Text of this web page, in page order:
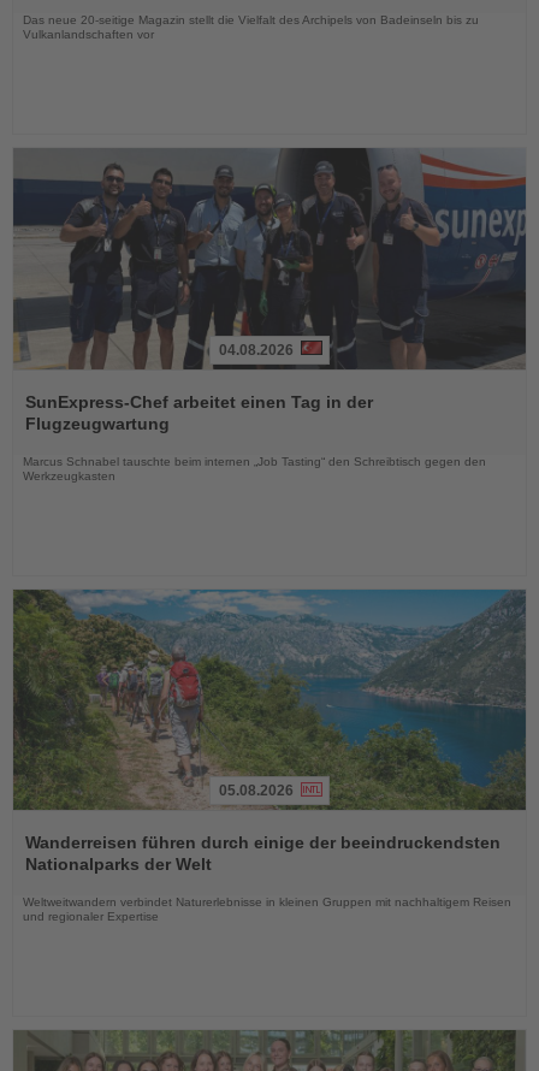
Das neue 20-seitige Magazin stellt die Vielfalt des Archipels von Badeinseln bis zu
Vulkanlandschaften vor
Sie
die
Nachrichten
04.08.2026
SunExpress-Chef arbeitet einen Tag in der
Flugzeugwartung
Marcus Schnabel tauschte beim internen „Job Tasting“ den Schreibtisch gegen den
Werkzeugkasten
Sie
die
Nachrichten
05.08.2026
Wanderreisen führen durch einige der beeindruckendsten
Nationalparks der Welt
Weltweitwandern verbindet Naturerlebnisse in kleinen Gruppen mit nachhaltigem Reisen
und regionaler Expertise